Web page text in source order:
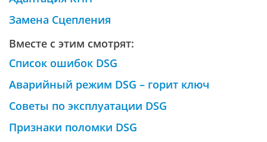
Замена Сцепления
Вместе с этим смотрят:
Список ошибок DSG
Аварийный режим DSG – горит ключ
Советы по эксплуатации DSG
Признаки поломки DSG